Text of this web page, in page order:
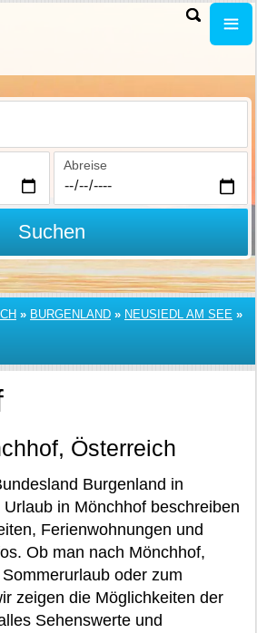
Abreise
Suchen
» BURGENLAND » NEUSIEDL AM SEE »
Österreich
Burgenland in
in Mönchhof beschreiben
Ferienwohnungen und
Ob man nach Mönchhof,
oder zum
zeigen die Möglichkeiten der
Sehenswerte und